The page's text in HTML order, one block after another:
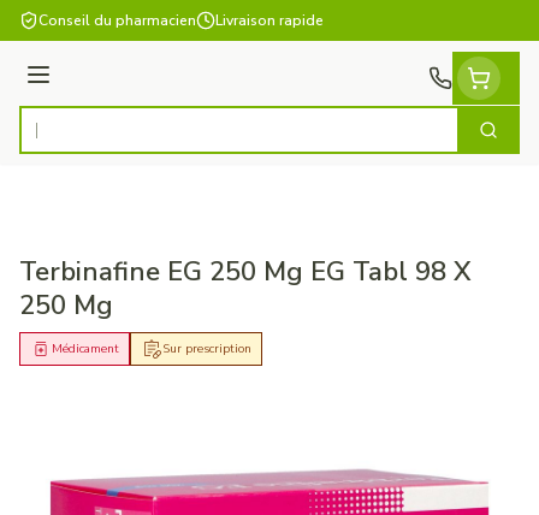
Aller au contenu
Conseil du pharmacien Livraison rapide
Menu
Rechercher
Terbinafine EG 250 Mg EG Tabl 98 X
250 Mg
Sur prescription
Médicament